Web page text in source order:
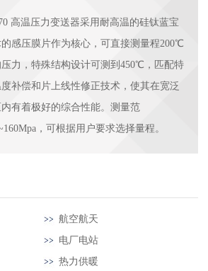
高温压力变送器采用耐高温的硅钛蓝宝
感压膜片作为核心，可直接测量程200℃
力，特殊结构设计可测到450℃，匹配特
补偿和片上线性修正技术，使其在宽泛
有着极好的综合性能。测量范
，可根据用户要求选择量程。
航空航天
电厂电站
热力供暖